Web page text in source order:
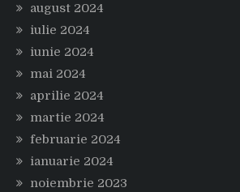
august 2024
iulie 2024
iunie 2024
mai 2024
aprilie 2024
martie 2024
februarie 2024
ianuarie 2024
noiembrie 2023